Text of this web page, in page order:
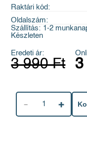
Raktári kód:
Oldalszám:
Szállítás: 1-2
Készleten
Eredeti ár:
3 990 Ft 3
1